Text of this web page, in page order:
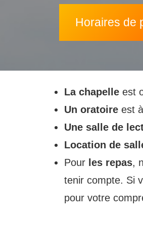
Horaires de
La chapelle est
Un oratoire est
Une salle de
Location de
Pour les repas,
tenir compte. Si
pour votre